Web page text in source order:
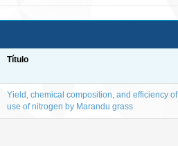
Título
Yield, chemical composition, and efficiency of
use of nitrogen by Marandu grass